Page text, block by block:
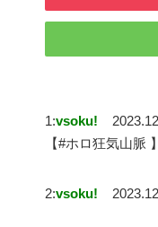
1:vsoku!
【#ホロ狂気山脈
2:vsoku!